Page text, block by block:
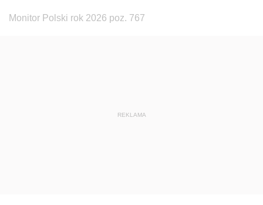
Monitor Polski rok 2026 poz. 767
REKLAMA